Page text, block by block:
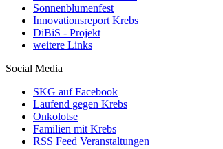
Sonnenblumenfest
Innovationsreport Krebs
DiBiS - Projekt
weitere Links
Social Media
SKG auf Facebook
Laufend gegen Krebs
Onkolotse
Familien mit Krebs
RSS Feed Veranstaltungen